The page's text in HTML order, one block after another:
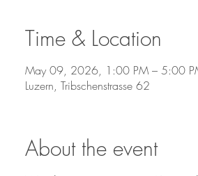
Time & Location
May 09, 2026, 1:00 PM – 5:00
Luzern, Tribschenstrasse 62
About the event